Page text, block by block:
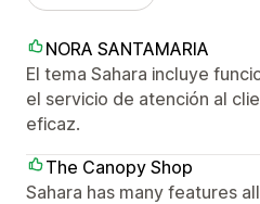
NORA SANTAMARIA
El tema Sahara incluye
el servicio de atención al
eficaz.
The Canopy Shop
Sahara has many features